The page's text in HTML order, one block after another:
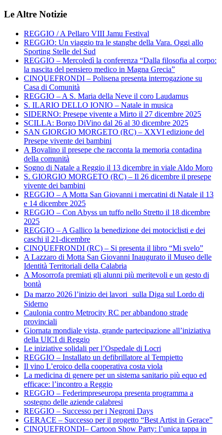
Le Altre Notizie
REGGIO / A Pellaro VIII Jamu Festival
REGGIO: Un viaggio tra le stanghe della Vara. Oggi allo
Sporting Stelle del Sud
REGGIO – Mercoledì la conferenza “Dalla filosofia al corpo:
la nascita del pensiero medico in Magna Grecia”
CINQUEFRONDI – Polisena presenta interrogazione su
Casa di Comunità
REGGIO – A S. Maria della Neve il coro Laudamus
S. ILARIO DELLO IONIO – Natale in musica
SIDERNO: Presepe vivente a Mirto il 27 dicembre 2025
SCILLA: Borgo DiVino dal 26 al 30 dicembre 2025
SAN GIORGIO MORGETO (RC) – XXVI edizione del
Presepe vivente dei bambini
A Bovalino il presepe che racconta la memoria contadina
della comunità
Sogno di Natale a Reggio il 13 dicembre in viale Aldo Moro
S. GIORGIO MORGETO (RC) – Il 26 dicembre il presepe
vivente dei bambini
REGGIO – A Motta San Giovanni i mercatini di Natale il 13
e 14 dicembre 2025
REGGIO – Con Abyss un tuffo nello Stretto il 18 dicembre
2025
REGGIO – A Gallico la benedizione dei motociclisti e dei
caschi il 21-dicembre
CINQUEFRONDI (RC) – Si presenta il libro “Mi svelo”
A Lazzaro di Motta San Giovanni Inaugurato il Museo delle
Identità Territoriali della Calabria
A Mosorrofa premiati gli alunni più meritevoli e un gesto di
bontà
Da marzo 2026 l’inizio dei lavori sulla Diga sul Lordo di
Siderno
Caulonia contro Metrocity RC per abbandono strade
provinciali
Giornata mondiale vista, grande partecipazione all’iniziativa
della UICI di Reggio
Le iniziative solidali per l’Ospedale di Locri
REGGIO – Installato un defibrillatore al Tempietto
Il vino L’eroico della cooperativa costa viola
La medicina di genere per un sistema sanitario più equo ed
efficace: l’incontro a Reggio
REGGIO – Federimpreseuropa presenta programma a
sostegno delle aziende calabresi
REGGIO – Successo per i Negroni Days
GERACE – Successo per il progetto “Best Artist in Gerace”
CINQUEFRONDI– Cartoon Show Party: l’unica tappa in